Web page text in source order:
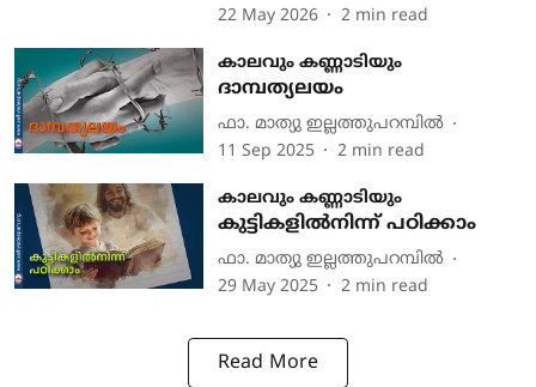
22 May 2026
2 min read
കാലവും കണ്ണാടിയും
ദാമ്പത്യലയം
ഫാ. മാത്യു ഇല്ലത്തുപറമ്പില്‍
11 Sep 2025
2 min read
കാലവും കണ്ണാടിയും
കുട്ടികളില്‍നിന്ന് പഠിക്കാം
ഫാ. മാത്യു ഇല്ലത്തുപറമ്പില്‍
29 May 2025
2 min read
Read More